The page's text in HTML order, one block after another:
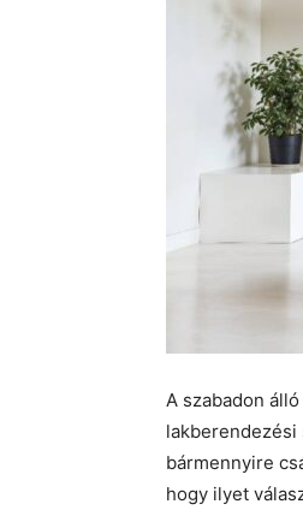
A szabadon
lakberendezési
bármennyire
hogy ilyet